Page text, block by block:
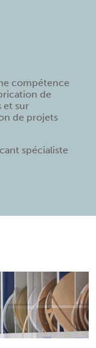
compétence
de
et sur
de projets
spécialiste